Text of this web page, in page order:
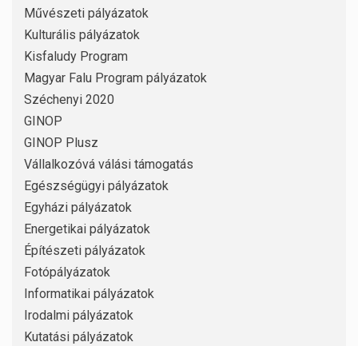
Művészeti pályázatok
Kulturális pályázatok
Kisfaludy Program
Magyar Falu Program pályázatok
Széchenyi 2020
GINOP
GINOP Plusz
Vállalkozóvá válási támogatás
Egészségügyi pályázatok
Egyházi pályázatok
Energetikai pályázatok
Építészeti pályázatok
Fotópályázatok
Informatikai pályázatok
Irodalmi pályázatok
Kutatási pályázatok